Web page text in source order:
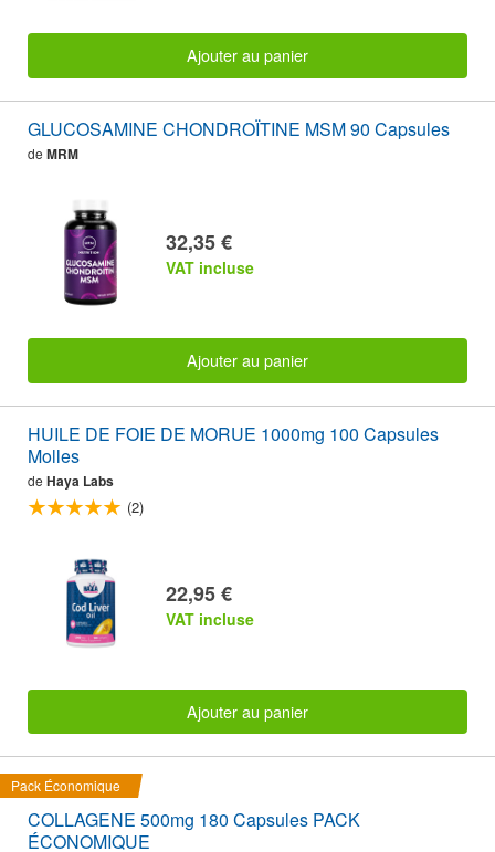
Ajouter au panier
GLUCOSAMINE CHONDROÏTINE MSM 90 Capsules
de MRM
32,35 €
VAT incluse
Ajouter au panier
HUILE DE FOIE DE MORUE 1000mg 100 Capsules
Molles
de Haya Labs
(2)
22,95 €
VAT incluse
Ajouter au panier
Pack Économique
COLLAGENE 500mg 180 Capsules PACK
ÉCONOMIQUE